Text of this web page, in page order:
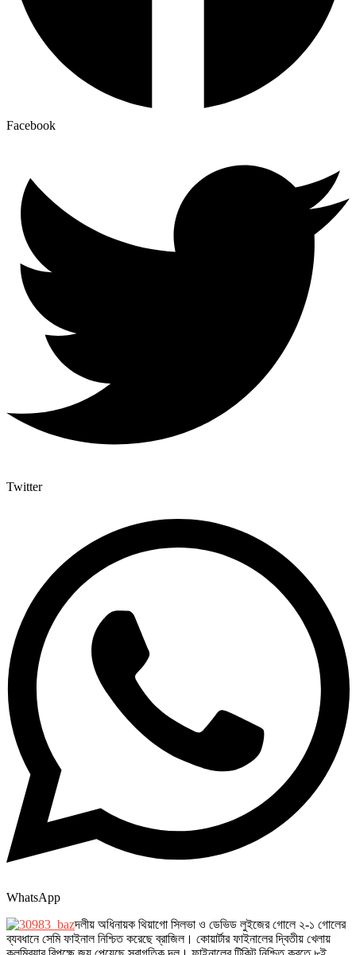
Facebook
Twitter
WhatsApp
দলীয় অধিনায়ক থিয়াগো সিলভা ও ডেভিড লুইজের গোলে ২-১ গোলের
ব্যবধানে সেমি ফাইনাল নিশ্চিত করেছে ব্রাজিল। কোয়ার্টার ফাইনালের দ্বিতীয় খেলায়